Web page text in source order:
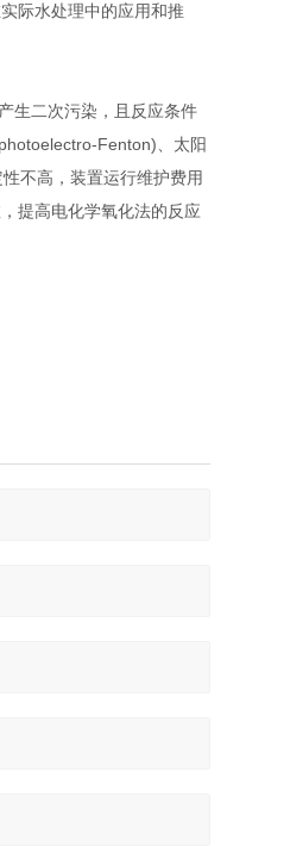
际水处理中的应用和推
生二次污染，且反应条件
Fenton)、太阳
不高，装置运行维护费用
提高电化学氧化法的反应